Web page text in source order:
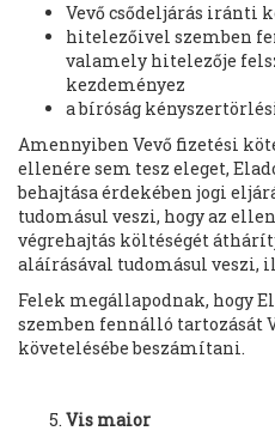
Vevő csődeljárás iránti
hitelezőivel szemben
valamely hitelezője
kezdeményez
a bíróság
Amennyiben Vevő fizetési
ellenére sem tesz eleget,
behajtása érdekében jogi
tudomásul veszi, hogy az
végrehajtás költéségét
aláírásával tudomásul veszi,
Felek megállapodnak, hogy
szemben fennálló tartozását
követelésébe beszámítani.
Vis maior